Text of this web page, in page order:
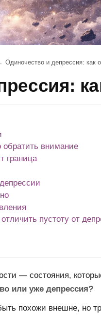
Одиночество и депрессия: как
обратить внимание
граница
пустоту от
— состояния,
или уже депрессия?
похожи внешне, но